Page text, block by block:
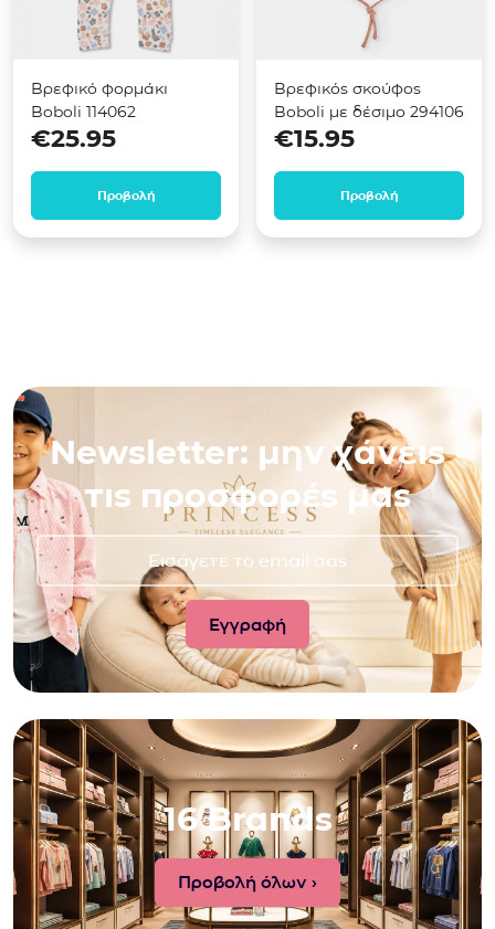
Βρεφικό φορμάκι
Boboli 114062
€25.95
Προβολή
Βρεφικός σκούφος
Boboli με δέσιμο 294106
€15.95
Προβολή
Newsletter: μην χάνεις
τις προσφορές μας
16 Brands
Προβολή όλων ›